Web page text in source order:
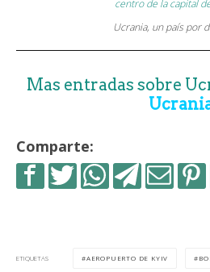
Ucrania, un país por
Mas entradas sobre
Comparte:
ETIQUETAS AEROPUERTO DE KYIV